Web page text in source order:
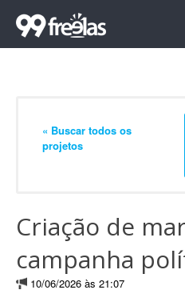
« Buscar todos os
projetos
Criação de
campanha
10/06/2026 às 21:07